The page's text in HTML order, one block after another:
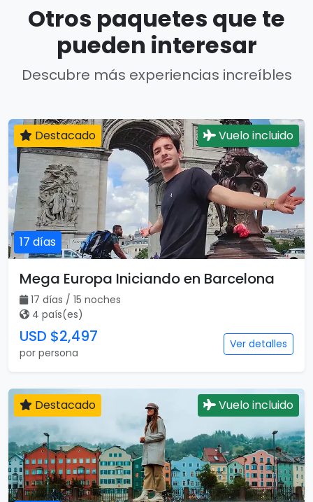
Otros paquetes que te
pueden interesar
Descubre más experiencias increíbles
17 días
Destacado Vuelo incluido
Mega Europa Iniciando en Barcelona
17 días / 15 noches
4 país(es)
USD $2,497
por persona
Ver detalles
Destacado Vuelo incluido